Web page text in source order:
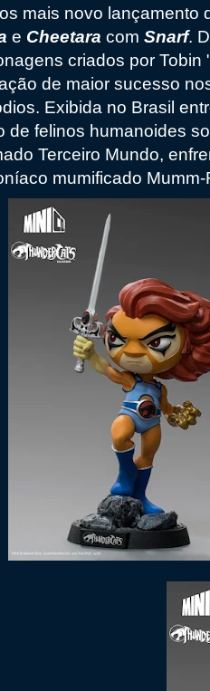
mais novo lançamento
e Cheetara com Snarf.
criados por Tobin
de maior sucesso
Exibida no Brasil
de felinos humanoides
Terceiro Mundo,
mumificado Mumm-